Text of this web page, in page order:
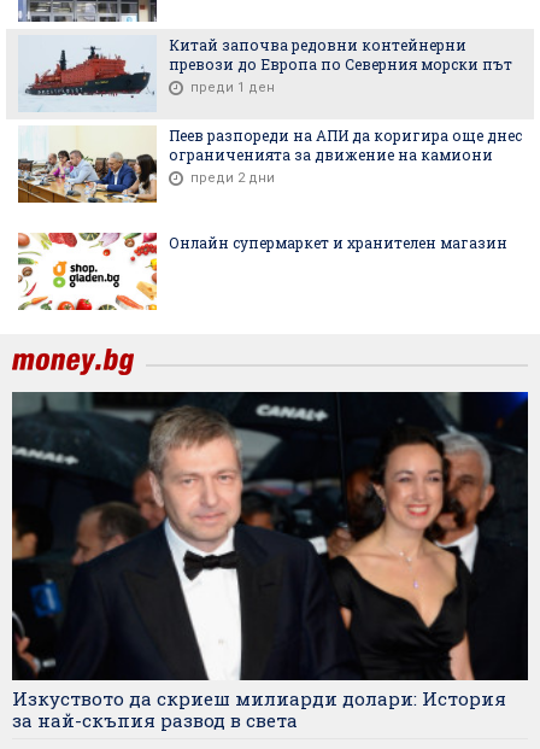
Китай започва редовни контейнерни
превози до Европа по Северния морски път
преди 1 ден
Пеев разпореди на АПИ да коригира още днес
ограниченията за движение на камиони
преди 2 дни
Онлайн супермаркет и хранителен магазин
Изкуството да скриеш милиарди долари: История
за най-скъпия развод в света